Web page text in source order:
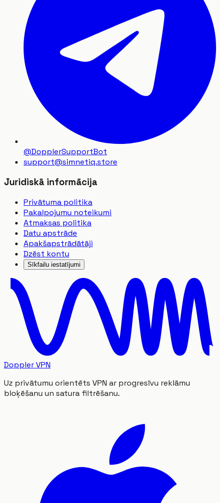
@DopplerSupportBot
support@simnetiq.store
Juridiskā informācija
Privātuma politika
Pakalpojumu noteikumi
Atmaksas politika
Datu apstrāde
Apakšapstrādātāji
Dzēst kontu
Sīkfailu iestatījumi
Doppler VPN
Uz privātumu orientēts VPN ar progresīvu reklāmu
bloķēšanu un satura filtrēšanu.